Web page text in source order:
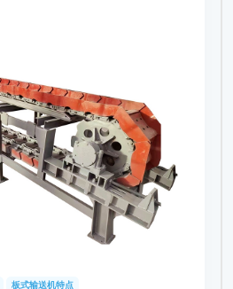
板式输送机特点